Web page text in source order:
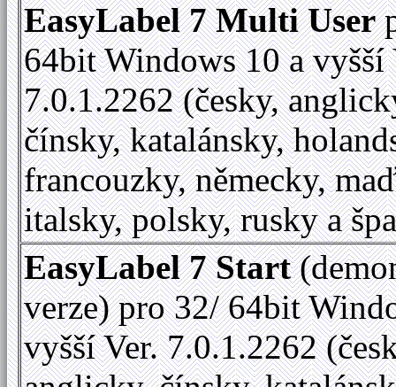
EasyLabel 7 Multi User
64bit Windows 10 a vyšší
7.0.1.2262 (česky,
čínsky, katalánsky,
francouzky, německy,
italsky, polsky, rusky a
EasyLabel 7 Start
verze) pro 32/ 64bit
vyšší Ver. 7.0.1.2262